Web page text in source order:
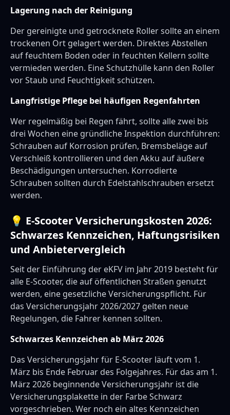
Lagerung nach der Reinigung
Der gereinigte und getrocknete Roller sollte an einem
trockenen Ort gelagert werden. Direktes Abstellen
auf feuchtem Boden oder in feuchten Kellern sollte
vermieden werden. Eine Schutzhülle kann den Roller
vor Staub und Feuchtigkeit schützen.
Langfristige Pflege bei häufigen Regenfahrten
Wer regelmäßig bei Regen fährt, sollte alle zwei bis
drei Wochen eine gründliche Inspektion durchführen:
Schrauben auf Korrosion prüfen, Bremsbeläge auf
Verschleiß kontrollieren und den Akku auf äußere
Beschädigungen untersuchen. Korrodierte
Schrauben sollten durch Edelstahlschrauben ersetzt
werden.
💡 E-Scooter Versicherungskosten 2026:
Schwarzes Kennzeichen, Haftungsrisiken
und Anbietervergleich
Seit der Einführung der eKFV im Jahr 2019 besteht für
alle E-Scooter, die auf öffentlichen Straßen genutzt
werden, eine gesetzliche Versicherungspflicht. Für
das Versicherungsjahr 2026/2027 gelten neue
Regelungen, die Fahrer kennen sollten.
Schwarzes Kennzeichen ab März 2026
Das Versicherungsjahr für E-Scooter läuft vom 1.
März bis Ende Februar des Folgejahres. Für das am 1.
März 2026 beginnende Versicherungsjahr ist die
Versicherungsplakette in der Farbe Schwarz
vorgeschrieben. Wer noch ein altes Kennzeichen